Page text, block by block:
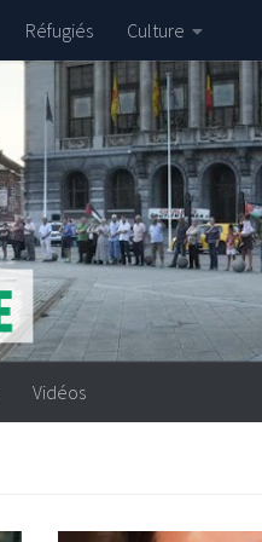
Réfugiés Culture
Vidéos